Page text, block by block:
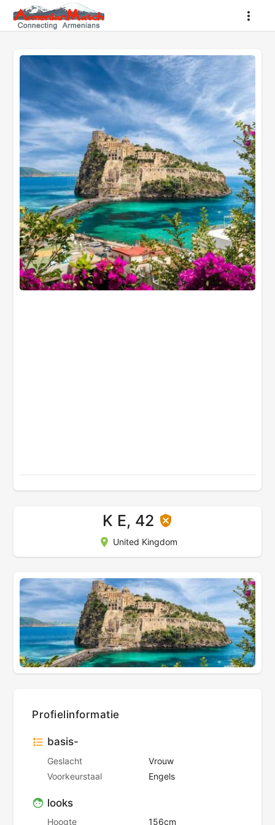
K E, 42
United Kingdom
Profielinformatie
basis-
Geslacht
Vrouw
Voorkeurstaal
Engels
looks
Hoogte 156cm